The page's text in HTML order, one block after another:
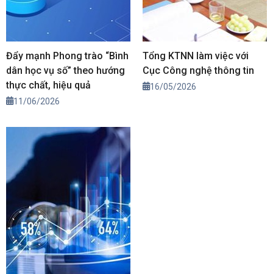
Đẩy mạnh Phong trào “Bình
dân học vụ số” theo hướng
thực chất, hiệu quả
11/06/2026
Tổng KTNN làm việc với
Cục Công nghệ thông tin
16/05/2026